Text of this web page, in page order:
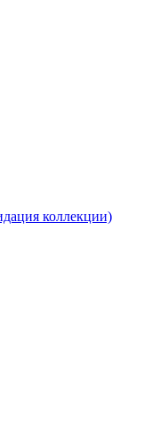
коллекции)